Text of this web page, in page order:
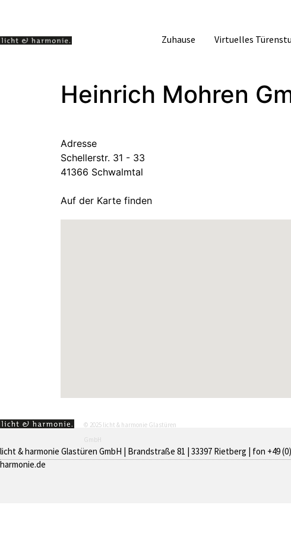
Zuhause Virtuelles
Heinrich Mohren
Adresse
Schellerstr. 31 - 33
41366 Schwalmtal
Auf der Karte finden
© 2025 licht & harmonie Glastüren
GmbH
licht & harmonie Glastüren GmbH | Brandstraße 81 | 33397 Rietberg | fon +49 (0)
harmonie.de